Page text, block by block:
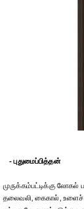
- புதுமைப்பித்தன்
முருக்கம்பட்டிக்கு
தலைவலி, கைகால்,